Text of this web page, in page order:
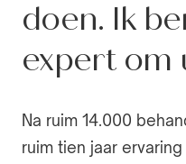
doen. Ik
expert om
Na ruim 14.000
ruim tien jaar